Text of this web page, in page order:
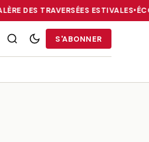
DES TRAVERSÉES ESTIVALES•
GALÈRE DES TRAVERSÉES
S'ABONNER